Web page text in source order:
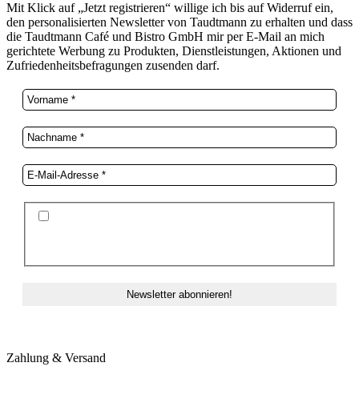
Mit Klick auf „Jetzt registrieren“ willige ich bis auf Widerruf ein,
den personalisierten Newsletter von Taudtmann zu erhalten und dass
die Taudtmann Café und Bistro GmbH mir per E-Mail an mich
gerichtete Werbung zu Produkten, Dienstleistungen, Aktionen und
Zufriedenheitsbefragungen zusenden darf.
Zahlung & Versand